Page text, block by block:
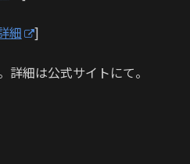
細 ]
細は公式サイトにて。